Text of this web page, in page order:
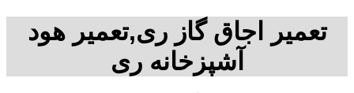
تعمیر اجاق گاز ری,تعمیر هود
آشپزخانه ری